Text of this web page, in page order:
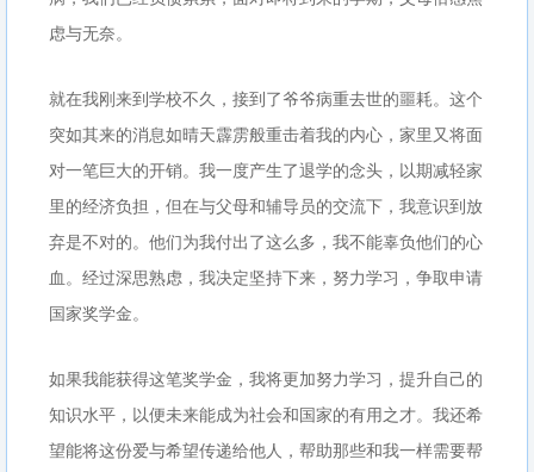
虑与无奈。
就在我刚来到学校不久，接到了爷爷病重去世的噩耗。这个
突如其来的消息如晴天霹雳般重击着我的内心，家里又将面
对一笔巨大的开销。我一度产生了退学的念头，以期减轻家
里的经济负担，但在与父母和辅导员的交流下，我意识到放
弃是不对的。他们为我付出了这么多，我不能辜负他们的心
血。经过深思熟虑，我决定坚持下来，努力学习，争取申请
国家奖学金。
如果我能获得这笔奖学金，我将更加努力学习，提升自己的
知识水平，以便未来能成为社会和国家的有用之才。我还希
望能将这份爱与希望传递给他人，帮助那些和我一样需要帮